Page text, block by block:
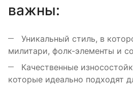
важны:
Уникальный стиль, в
милитари, фолк-элементы и
Качественные
которые идеально подходят